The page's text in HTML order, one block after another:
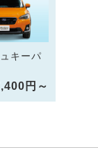
キーパ
円～